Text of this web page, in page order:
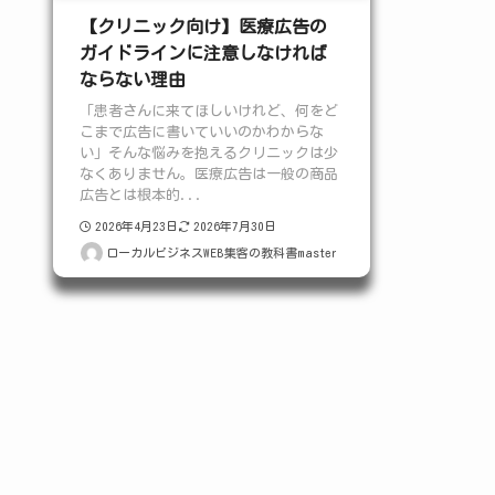
【クリニック向け】医療広告の
ガイドラインに注意しなければ
ならない理由
「患者さんに来てほしいけれど、何をど
こまで広告に書いていいのかわからな
い」そんな悩みを抱えるクリニックは少
なくありません。医療広告は一般の商品
広告とは根本的...
2026年4月23日 2026年7月30日
ローカルビジネスWEB集客の教科書master